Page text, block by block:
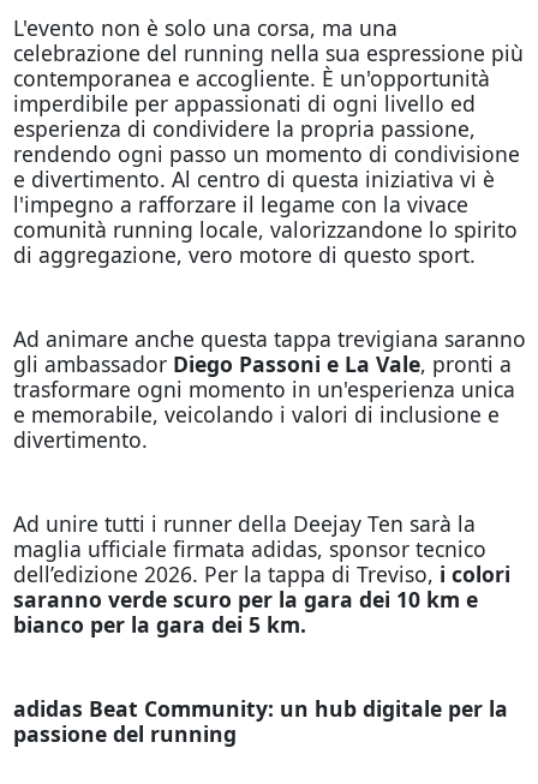
L'evento non è solo una corsa, ma una
celebrazione del running nella sua espressione più
contemporanea e accogliente. È un'opportunità
imperdibile per appassionati di ogni livello ed
esperienza di condividere la propria passione,
rendendo ogni passo un momento di condivisione
e divertimento. Al centro di questa iniziativa vi è
l'impegno a rafforzare il legame con la vivace
comunità running locale, valorizzandone lo spirito
di aggregazione, vero motore di questo sport.
Ad animare anche questa tappa trevigiana saranno
gli ambassador Diego Passoni e La Vale, pronti a
trasformare ogni momento in un'esperienza unica
e memorabile, veicolando i valori di inclusione e
divertimento.
Ad unire tutti i runner della Deejay Ten sarà la
maglia ufficiale firmata adidas, sponsor tecnico
dell’edizione 2026. Per la tappa di Treviso, i colori
saranno verde scuro per la gara dei 10 km e
bianco per la gara dei 5 km.
adidas Beat Community: un hub digitale per la
passione del running